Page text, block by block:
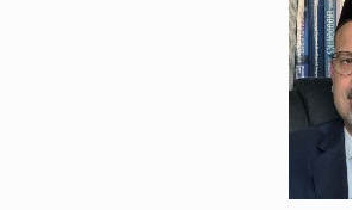
تعميم هامّ لأفراد الجماعة >> المزيد
تعميم هامّ لأفراد الجماعة >> المزيد